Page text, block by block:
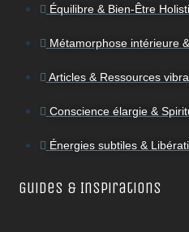
Équilibre & Bien-Être
Métamorphose intérieure
Articles & Ressources
Conscience élargie &
Énergies subtiles &
Guides & Inspirations